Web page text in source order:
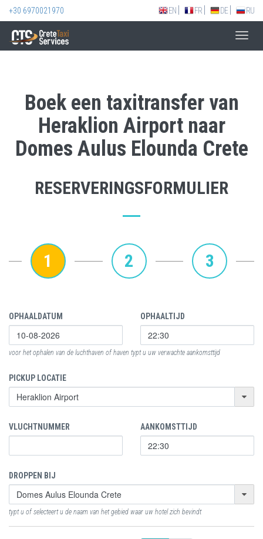
+30 6970021970 EN FR DE RU
Boek een taxitransfer van
Heraklion Airport naar
Domes Aulus Elounda Crete
RESERVERINGSFORMULIER
1 2 3
OPHAALDATUM OPHAALTIJD
voor het ophalen van de luchthaven of haven typt u uw verwachte aankomsttijd
PICKUP LOCATIE
VLUCHTNUMMER AANKOMSTTIJD
DROPPEN BIJ
typt u of selecteert u de naam van het gebied waar uw hotel zich bevindt